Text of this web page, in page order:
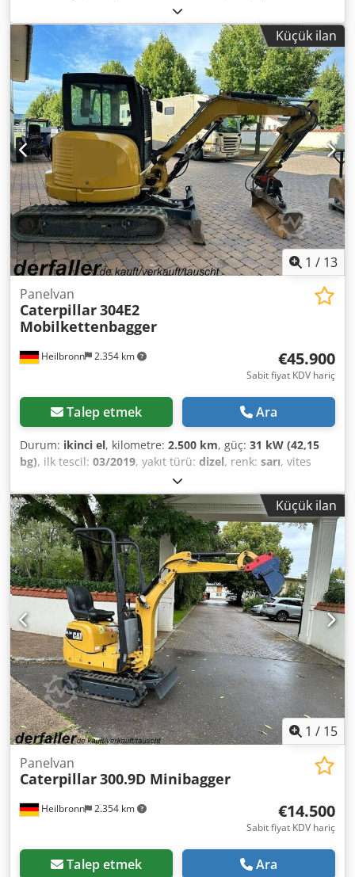
pompa YENİ No.: 11748J9238 AKSESUAR BİLGİLERİ
GARANTİSİZ OLUP, değişiklik, ara satış ve hatalar saklıdır!
Dcedpfx Ahji Rn Uieaok
Küçük ilan
1 / 13
Heilbronn 2.354 km
Panelvan
Caterpillar304E2
Mobilkettenbagger
€45.900
Sabit fiyat KDV hariç
Talep etmek Ara
Durum: ikinci el, kilometre: 2.500 km, güç: 31 kW (42,15
bg), ilk tescil: 03/2019, yakıt türü: dizel, renk: sarı, vites
, süspansiyon:diğer
h, Dizel, 2019 model yılı, 2.500 çalışma saati, 31,2 kW,
paletli mobil ekskavatör, yıkım koruma ızgarası, Lehnhoff
hızlı bağlantı aparatı, hendek temizleme kovası, dozer
bıçağı, 60 cm daraltıcı kova. BİZİM İÇİN DURUM VE HİS EN
ÖNEMLİSİ, FİYAT İKİNCİ SIRADADIR. Daha fazla bilgi için
lütfen Bay Faller ile belirtilen numaradan iletişime geçin.
//*ARAÇ TAKASI, ARAÇ ALIMI VEYA ARAÇ REHİNİ, AYRICA
FİNANSMAN MÜMKÜNDÜR! Tüm bilgiler garanti
verilmeden sağlanmıştır* Daha fazla teklif için internet
sitemizi ziyaret edin: Açıklama ve verilen bilgiler taahhüt
oluşturmaz ve bağlayıcı değildir. Bağlayıcı olan, aracın
satın alımı sırasında galeride düzenlenen satış
sözleşmesidir. Hatalar ve ara satış hakkı saklıdır!
Dodjvicyyopfx Ahaeck
Küçük ilan
1 / 15
Heilbronn 2.354 km
Panelvan
Caterpillar300.9D Minibagger
€14.500
Sabit fiyat KDV hariç
Talep etmek Ara